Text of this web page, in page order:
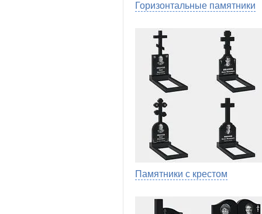
Горизонтальные памятники
Памятники с крестом